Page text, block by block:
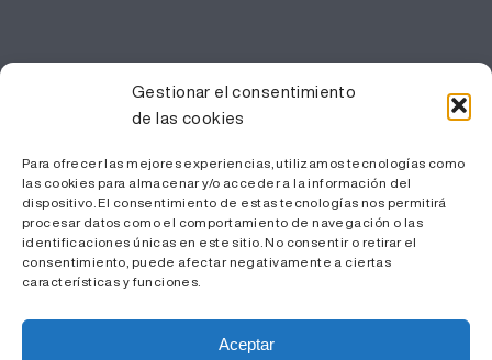
Gestionar el consentimiento
de las cookies
Para ofrecer las mejores experiencias, utilizamos tecnologías como
las cookies para almacenar y/o acceder a la información del
dispositivo. El consentimiento de estas tecnologías nos permitirá
procesar datos como el comportamiento de navegación o las
identificaciones únicas en este sitio. No consentir o retirar el
consentimiento, puede afectar negativamente a ciertas
características y funciones.
Aceptar
Gestión del conocimiento
Área Privada